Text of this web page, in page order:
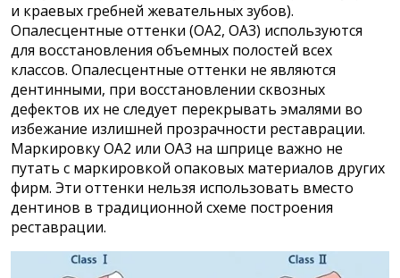
и краевых гребней жевательных зубов).
Опалесцентные оттенки (ОА2, ОА3) используются
для восстановления объемных полостей всех
классов. Опалесцентные оттенки не являются
дентинными, при восстановлении сквозных
дефектов их не следует перекрывать эмалями во
избежание излишней прозрачности реставрации.
Маркировку ОА2 или ОА3 на шприце важно не
путать с маркировкой опаковых материалов других
фирм. Эти оттенки нельзя использовать вместо
дентинов в традиционной схеме построения
реставрации.